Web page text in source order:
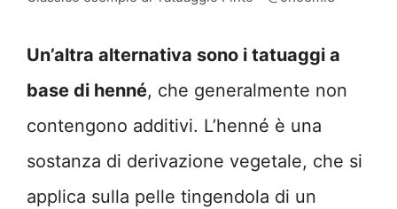
Un’altra alternativa sono i tatuaggi a
base di henné, che generalmente non
contengono additivi. L’henné è una
sostanza di derivazione vegetale, che si
applica sulla pelle tingendola di un